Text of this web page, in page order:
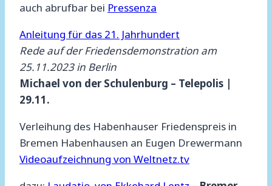
auch abrufbar bei Pressenza
Anleitung für das 21. Jahrhundert
Rede auf der Friedensdemonstration am
25.11.2023 in Berlin
Michael von der Schulenburg – Telepolis |
29.11.
Verleihung des Habenhauser Friedenspreis in
Bremen Habenhausen an Eugen Drewermann
Videoaufzeichnung von Weltnetz.tv